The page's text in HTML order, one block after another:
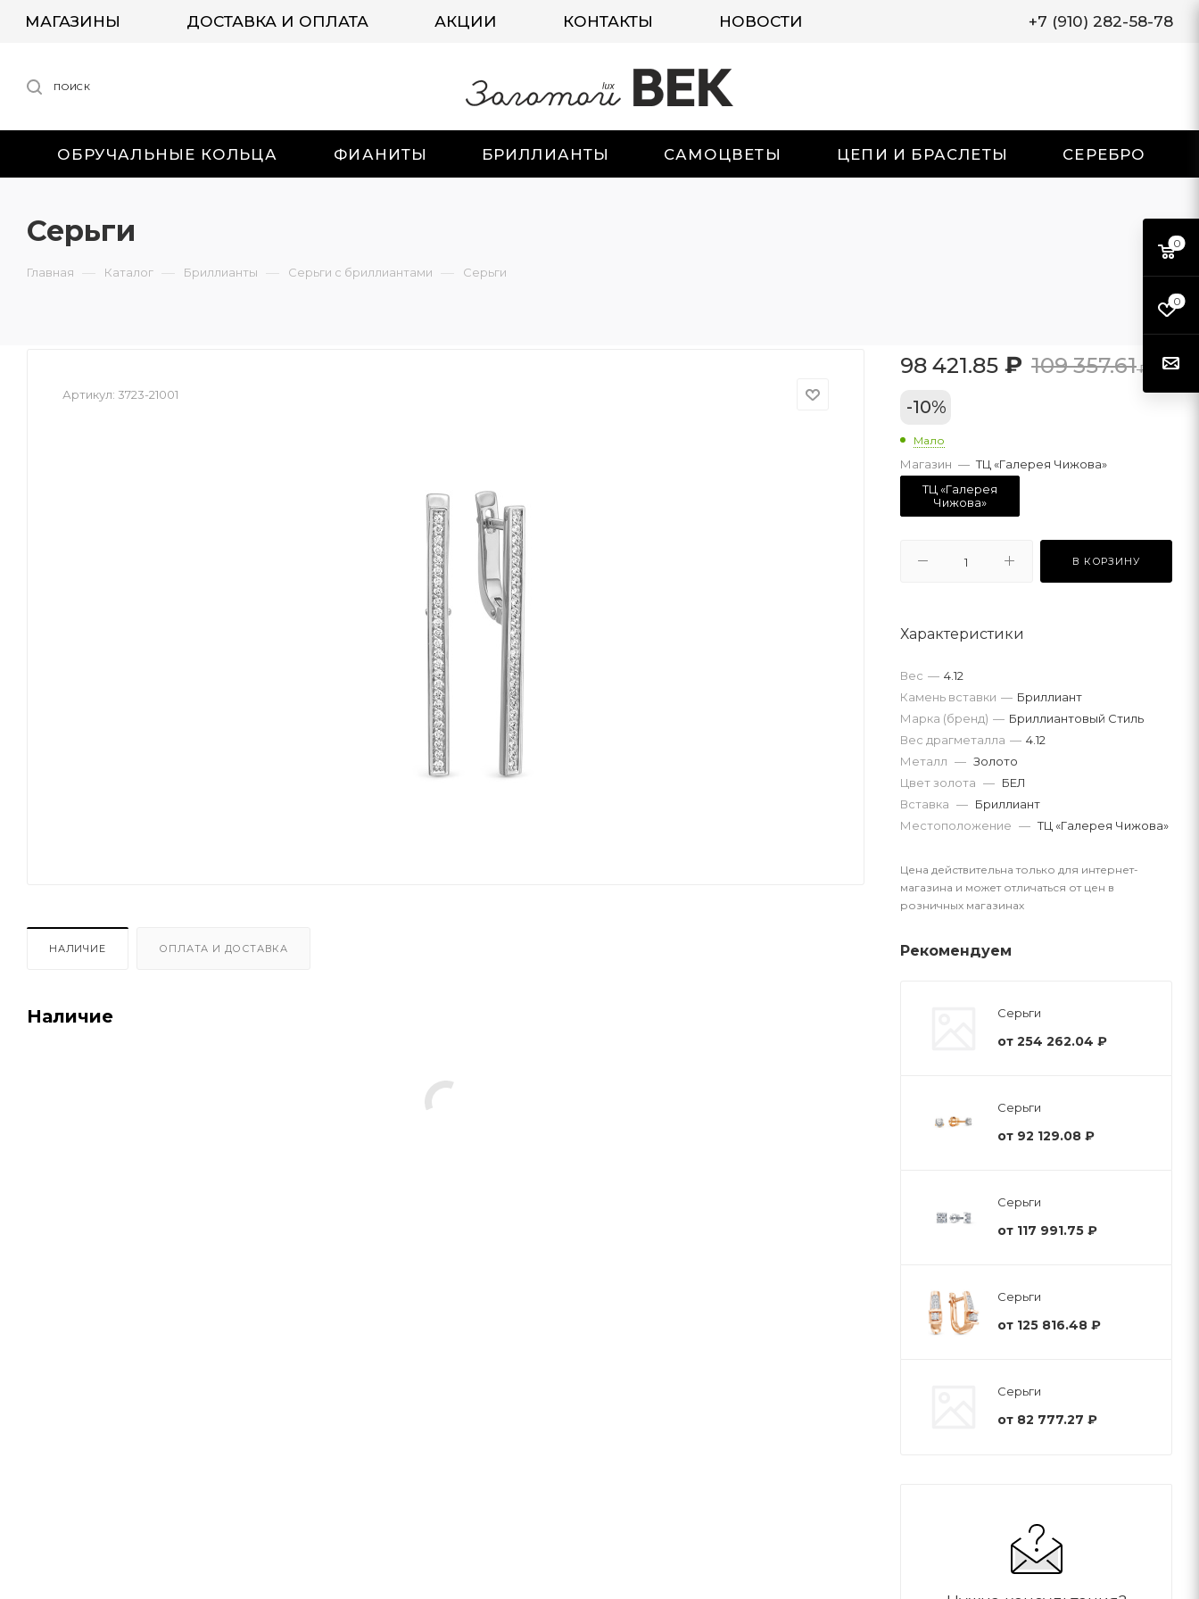
МАГАЗИНЫ ДОСТАВКА И ОПЛАТА АКЦИИ КОНТАКТЫ НОВОСТИ +7 (910) 282-58-78
ПОИСК
ОБРУЧАЛЬНЫЕ КОЛЬЦА ФИАНИТЫ БРИЛЛИАНТЫ САМОЦВЕТЫ ЦЕПИ И БРАСЛЕТЫ СЕРЕБРО
Серьги
Главная — Каталог — Бриллианты — Серьги с бриллиантами — Серьги
Артикул: 3723-21001
НАЛИЧИЕ ОПЛАТА И ДОСТАВКА
Наличие
98 421.85 ₽ 109 357.61₽
-10%
Мало
Магазин — ТЦ «Галерея Чижова»
ТЦ «Галерея
Чижова»
В КОРЗИНУ
Характеристики
Вес драгметалла — 4.12
Марка (бренд) — Бриллиантовый Стиль
Вес — 4.12
Камень вставки — Бриллиант
Металл — Золото
Вставка — Бриллиант
Цвет золота — БЕЛ
Местоположение — ТЦ «Галерея Чижова»
Цена действительна только для интернет-
магазина и может отличаться от цен в
розничных магазинах
Рекомендуем
Серьги
от 254 262.04 ₽
Серьги
от 92 129.08 ₽
Серьги
от 117 991.75 ₽
Серьги
от 125 816.48 ₽
Серьги
от 82 777.27 ₽
0
0